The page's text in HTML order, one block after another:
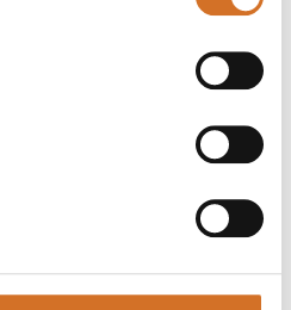
som for alvor har vundet
denne tendens ser ud til
fokus på at snacke end
madvaner, er der
til fordel for